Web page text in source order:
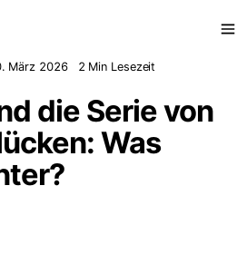
März 2026 2 Min Lesezeit
die Serie von
Was